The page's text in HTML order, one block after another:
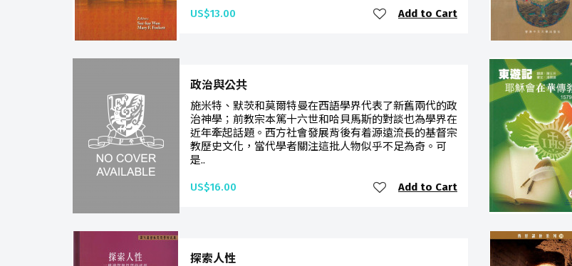
US$13.00 Add to Cart
政治與公共
施米特、默茨和莫爾特曼在西語學界代表了新舊兩代的政
治神學；前教宗本篤十六世和哈貝馬斯的對談也為學界在
近年牽起話題。西方社會發展背後有着源遠流長的基督宗
教歷史文化，當代學者關注這批人物似乎不足為奇。可
是..
US$16.00 Add to Cart
探索人性